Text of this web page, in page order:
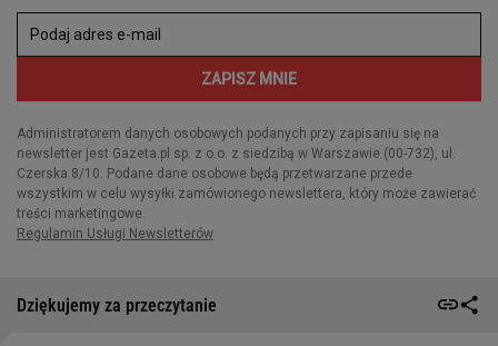
Dziękujemy za przeczytanie